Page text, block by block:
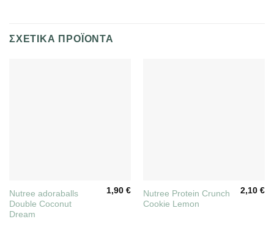
ΣΧΕΤΙΚΆ ΠΡΟΪΌΝΤΑ
Nutree adoraballs
Double Coconut
Dream
1,90€
Nutree Protein Crunch
Cookie Lemon
2,10€